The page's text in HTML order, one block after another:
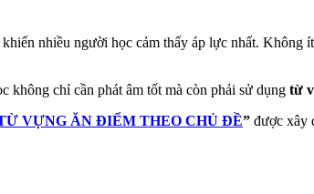
nhiều người học cảm thấy áp lực nhất.
không chỉ cần phát âm tốt mà còn phải sử dụng từ
VỰNG ĂN ĐIỂM THEO CHỦ ĐỀ” được xây